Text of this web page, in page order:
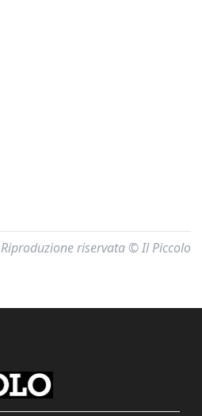
Riproduzione riservata © Il Piccolo